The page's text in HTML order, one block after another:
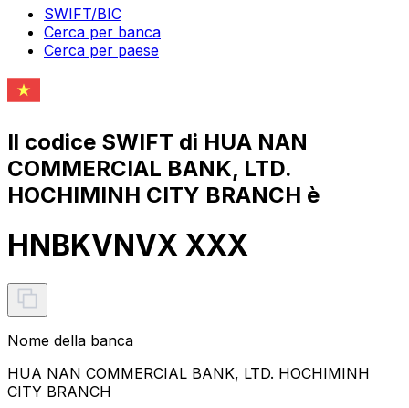
SWIFT/BIC
Cerca per banca
Cerca per paese
Il codice SWIFT di HUA NAN
COMMERCIAL BANK, LTD.
HOCHIMINH CITY BRANCH è
HNBKVNVX XXX
Nome della banca
HUA NAN COMMERCIAL BANK, LTD. HOCHIMINH
CITY BRANCH